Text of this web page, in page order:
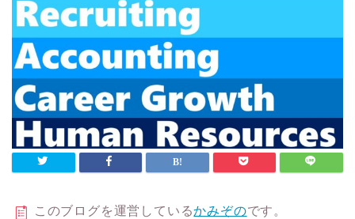
このブログを運営しているかみぞのです。